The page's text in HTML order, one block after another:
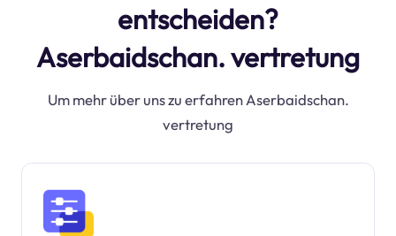
entscheiden?
Aserbaidschan. vertretung
Um mehr über uns zu erfahren Aserbaidschan.
vertretung